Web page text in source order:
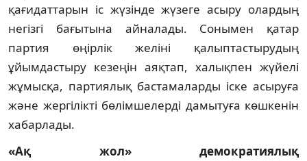
қағидаттарын іс жүзінде жүзеге асыру олардың
негізгі бағытына айналады. Сонымен қатар
партия өңірлік желіні қалыптастырудың
ұйымдастыру кезеңін аяқтап, халықпен жүйелі
жұмысқа, партиялық бастамаларды іске асыруға
және жергілікті бөлімшелерді дамытуға көшкенін
хабарлады.
«Ақ жол» демократиялық